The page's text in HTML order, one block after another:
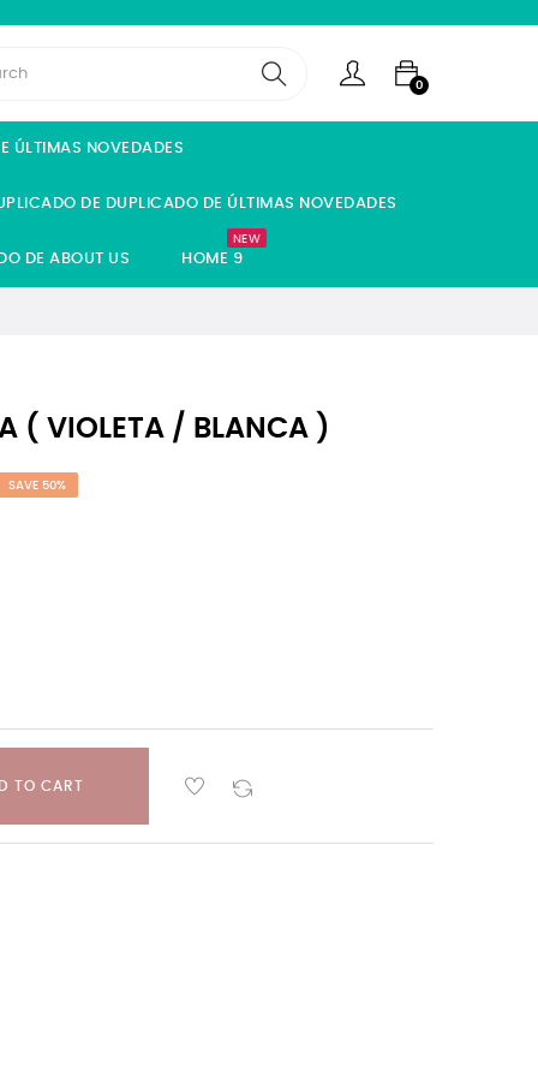
0
ÚLTIMAS NOVEDADES
DE DUPLICADO DE ÚLTIMAS NOVEDADES
DE ABOUT US HOME 9
NEW
( VIOLETA / BLANCA )
SAVE 50%
TO CART